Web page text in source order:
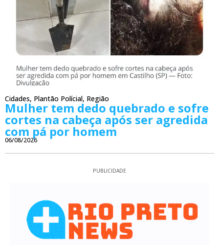
Cidades, Plantão Polícial, Região
Mulher tem dedo quebrado e sofre
cortes na cabeça após ser agredida
com pá por homem
06/08/2026
PUBLICIDADE